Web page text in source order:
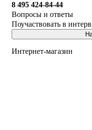
8 495 424-84-44
Вопросы и ответы
Поучаствовать в
Интернет-магазин